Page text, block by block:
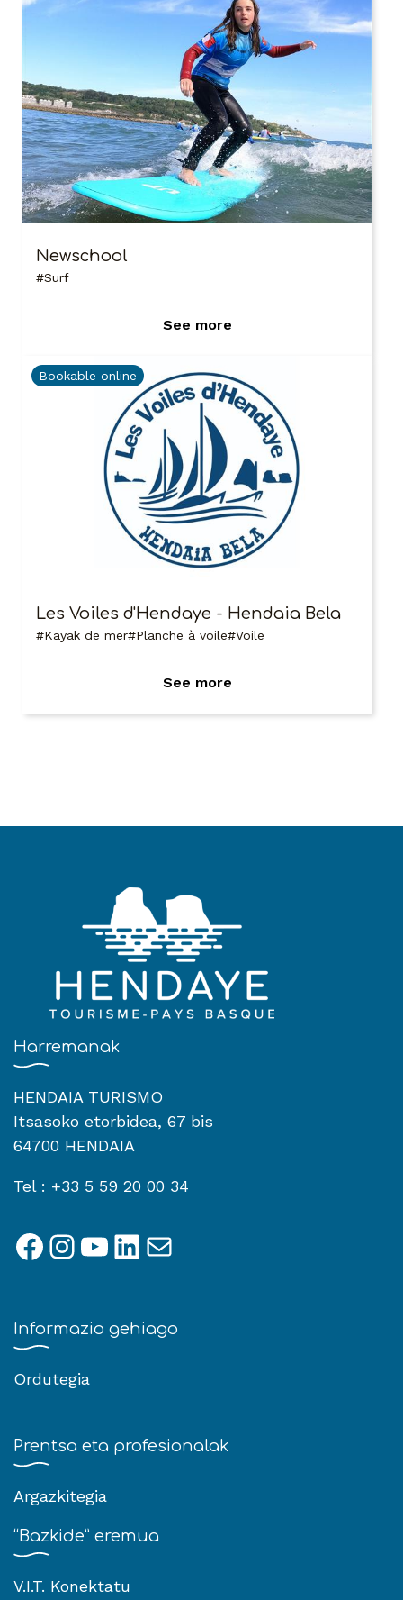
Newschool
Surf
See more
Bookable online
Les Voiles d'Hendaye - Hendaia Bela
Kayak de mer Planche à voile Voile
See more
Harremanak
HENDAIA TURISMO
Itsasoko etorbidea, 67 bis
64700 HENDAIA
Tel : +33 5 59 20 00 34
Facebook
Instagram
YouTube
LinkedIn
Mail
Informazio gehiago
Ordutegia
Prentsa eta profesionalak
Argazkitegia
“Bazkide” eremua
V.I.T. Konektatu